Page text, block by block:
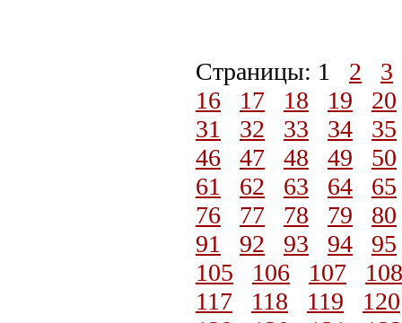
Страницы: 1 2
3
16
17 18 19
20
31
32 33 34
35
46
47 48 49
50
61
62 63 64
65
76
77 78 79
80
91
92 93 94
95
105
106 107
108
117
118 119
120